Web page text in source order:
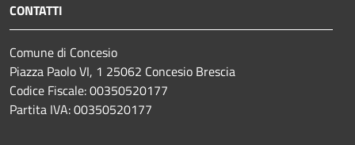
CONTATTI
Comune di Concesio
Piazza Paolo VI, 1 25062 Concesio Brescia
Codice Fiscale: 00350520177
Partita IVA: 00350520177